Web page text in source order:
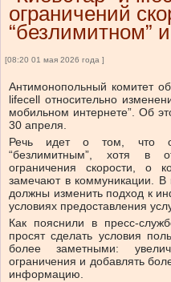
ограничений
“безлимитном”
[08:20 01 мая 2026 года ]
Антимонопольный комитет
lifecell относительно
мобильном интернете”. Об
30 апреля.
Речь идет о том, что
“безлимитным”, хотя в
ограничения скорости, о
замечают в коммуникации. В
должны изменить подход к
условиях предоставления
Как пояснили в пресс-
просят сделать условия
более заметными:
ограничения и добавлять
информацию.